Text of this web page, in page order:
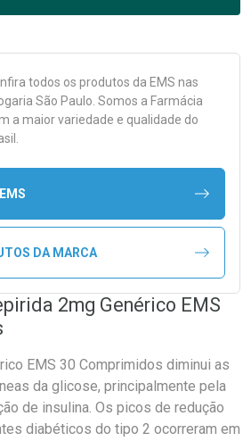
todos os produtos da EMS nas
São Paulo. Somos a Farmácia
a maior variedade e qualidade do
DA MARCA
2mg Genérico EMS
EMS 30 Comprimidos diminui as
da glicose, principalmente pela
de insulina. Os picos de redução
diabéticos do tipo 2 ocorreram em